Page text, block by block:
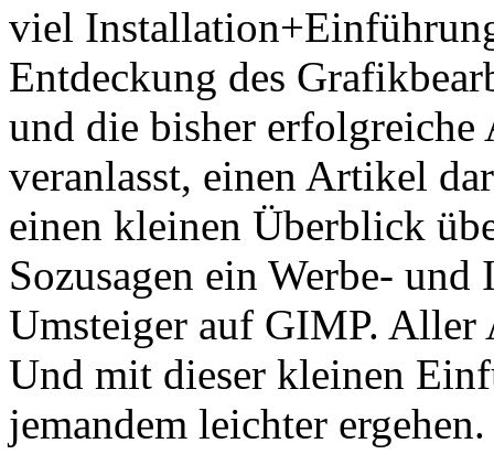
viel
Entdeckung des
und die bisher
veranlasst, einen Artikel
einen kleinen Überblick
Sozusagen ein Werbe-
Umsteiger auf GIMP. Aller
Und mit dieser kleinen
jemandem leichter ergehen.